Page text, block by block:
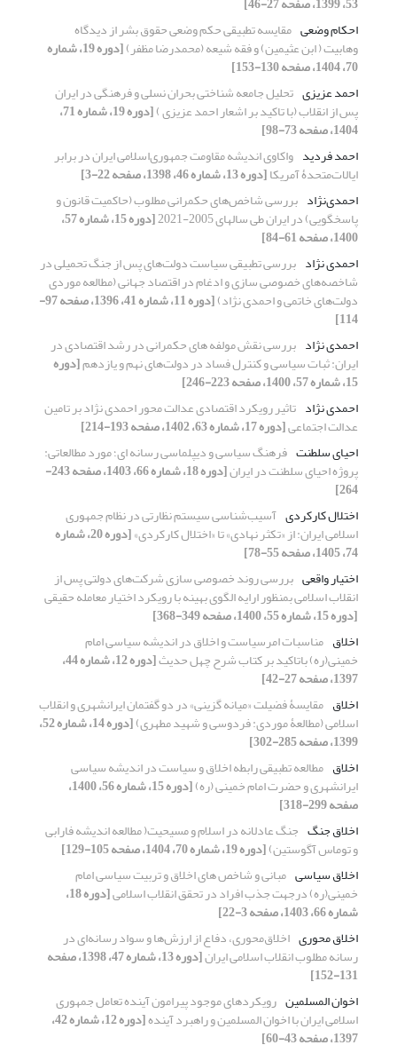
احکام وضعی مقایسه تطبیقی حکم وضعی حقوق بشر از دیدگاه
وهابیت ( ابن عثیمین) و فقه شیعه (محمدرضا مظفر) [دوره 19، شماره
70، 1404، صفحه 130-153]
احمد عزیزی تحلیل جامعه‌ شناختی بحران نسلی و فرهنگی در ایران
پس از انقلاب (با تاکید بر اشعار احمد عزیزی ) [دوره 19، شماره 71،
1404، صفحه 73-98]
احمد فردید واکاوی اندیشه مقاومت جمهوری‌اسلامی ایران در برابر
ایالات‌متحدۀ آمریکا[دوره 13، شماره 46، 1398، صفحه 22-3]
احمدی‌نژاد بررسی شاخص‌های حکمرانی مطلوب (حاکمیت قانون و
پاسخگویی) در ایران طی سالهای 2005-2021 [دوره 15، شماره 57،
1400، صفحه 61-84]
احمدی نژاد بررسی تطبیقی سیاست دولت‌های پس از جنگ تحمیلی در
شاخصه‌های خصوصی سازی و ادغام در اقتصاد جهانی (مطالعه موردی
دولت‌های خاتمی و احمدی نژاد) [دوره 11، شماره 41، 1396، صفحه 97-
114]
احمدی نژاد بررسی نقش مولفه های حکمرانی در رشد اقتصادی در
ایران: ثبات سیاسی و کنترل فساد در دولت‌های نهم و یازدهم[دوره
15، شماره 57، 1400، صفحه 223-246]
احمدی نژاد تاثیر رویکرد اقتصادی عدالت محور احمدی‌ نژاد بر تامین
عدالت اجتماعی[دوره 17، شماره 63، 1402، صفحه 193-214]
احیای سلطنت فرهنگ سیاسی و دیپلماسی رسانه‌ ای؛ مورد مطالعاتی:
پروژه احیای سلطنت در ایران [دوره 18، شماره 66، 1403، صفحه 243-
264]
اختلال کارکردی آسیب‌شناسی سیستم نظارتی در نظام جمهوری
اسلامی ایران: از «تکثر نهادی» تا «اختلال کارکردی» [دوره 20، شماره
74، 1405، صفحه 55-78]
اختیار واقعی بررسی روند خصوصی سازی شرکت‌های دولتی پس از
انقلاب اسلامی بمنظور ارایه الگوی بهینه با رویکرد اختیار معامله حقیقی
[دوره 15، شماره 55، 1400، صفحه 349-368]
اخلاق مناسبات امرسیاست و اخلاق در اندیشه سیاسی امام
خمینی(ره) باتاکید بر کتاب شرح چهل حدیث [دوره 12، شماره 44،
1397، صفحه 27-42]
اخلاق مقایسۀ فضیلت «میانه گزینی» در دو گفتمان ایرانشهری و انقلاب
اسلامی (مطالعۀ موردی: فردوسی و شهید مطهری) [دوره 14، شماره 52،
1399، صفحه 285-302]
اخلاق مطالعه تطبیقی رابطه اخلاق و سیاست در اندیشه سیاسی
ایرانشهری و حضرت امام خمینی (ره) [دوره 15، شماره 56، 1400،
صفحه 299-318]
اخلاق جنگ جنگ عادلانه در اسلام و مسیحیت( مطالعه اندیشه فارابی
و توماس آگوستین)[دوره 19، شماره 70، 1404، صفحه 105-129]
اخلاق سیاسی مبانی و شاخص های اخلاق و تربیت سیاسی امام
خمینی(ره) درجهت جذب افراد در تحقق انقلاب اسلامی [دوره 18،
شماره 66، 1403، صفحه 3-22]
اخلاق محوری اخلاق‌محوری، دفاع از ارزش‌ها و سواد رسانه‌ای در
رسانه مطلوب انقلاب اسلامی ایران [دوره 13، شماره 47، 1398، صفحه
131-152]
اخوان المسلمین رویکردهای موجود پیرامون آینده تعامل جمهوری
اسلامی ایران با اخوان المسلمین و راهبرد آینده [دوره 12، شماره 42،
1397، صفحه 43-60]